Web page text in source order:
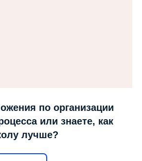
по организации
или знаете, как
лучше?